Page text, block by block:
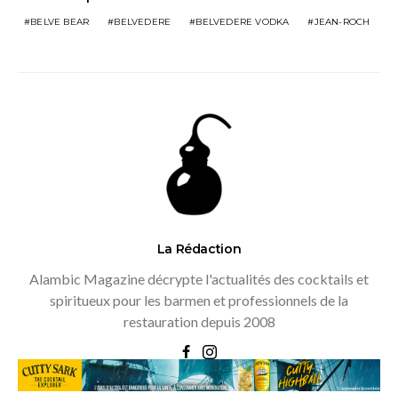
BELVE BEAR BELVEDERE BELVEDERE VODKA JEAN-ROCH
La Rédaction
Alambic Magazine décrypte l'actualités des cocktails et
spiritueux pour les barmen et professionnels de la
restauration depuis 2008